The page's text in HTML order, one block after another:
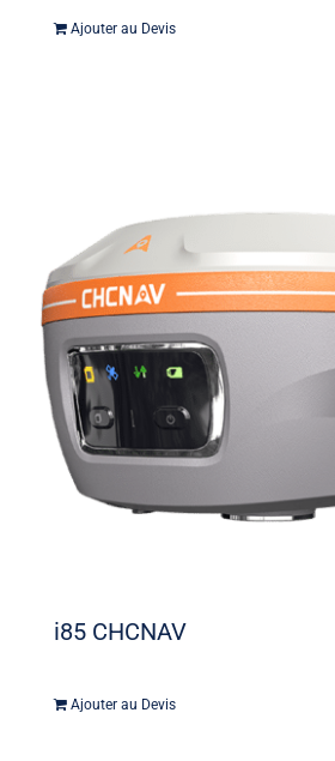
Ajouter au Devis
i85 CHCNAV
Ajouter au Devis